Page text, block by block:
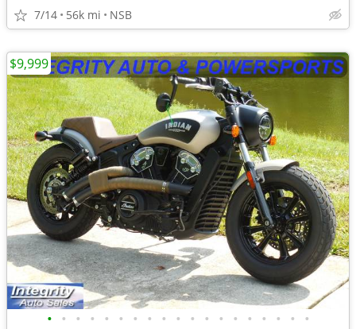
7/14 56k mi NSB
• • • • • • • • • • • • • • • • • • •
$9,999